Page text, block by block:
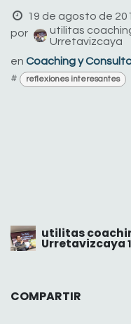
19 de agosto de
por
utilitas
Urretavizcaya
en Coaching y
#
reflexiones interesantes
utilitas
Urretavizcaya
COMPARTIR